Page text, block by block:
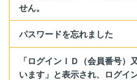
せん。
パスワードを忘れました
「ログインＩＤ（会員番号）
います」と表示され、ログイ